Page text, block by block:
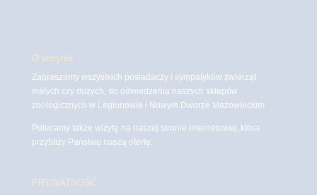
O witrynie
Zapraszamy wszystkich posiadaczy i sympatyków zwierząt
małych czy dużych, do odwiedzenia naszych sklepów
zoologicznych w Legionowie i Nowym Dworze Mazowieckim
Polecamy także wizytę na naszej stronie internetowej, która
przybliży Państwu naszą ofertę.
PRYWATNOŚĆ